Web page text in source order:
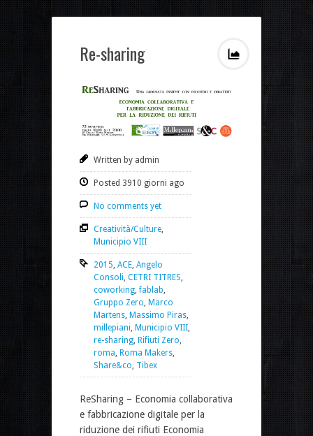
Re-sharing
Written by admin
Posted 3910 giorni ago
No comments yet
Creatività/Culture
Municipio VIII
2015 ACE Angelo
Consoli CETRI TITRES
coworking ,fablab
Gruppo Zero Marco
Martens Massimo Piras
millepiani Municipio VIII
re-sharing Rifiuti Zero
roma Roma Makers
Share&co Tibex
ReSharing – Economia collaborativa
e fabbricazione digitale per la
riduzione dei rifiuti Economia